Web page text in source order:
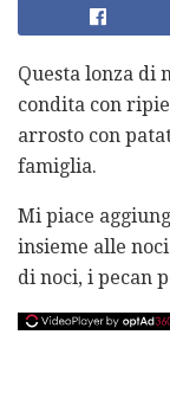
Questa lonza di
condita con
arrosto con
famiglia.
Mi piace
insieme alle
di noci, i pecan